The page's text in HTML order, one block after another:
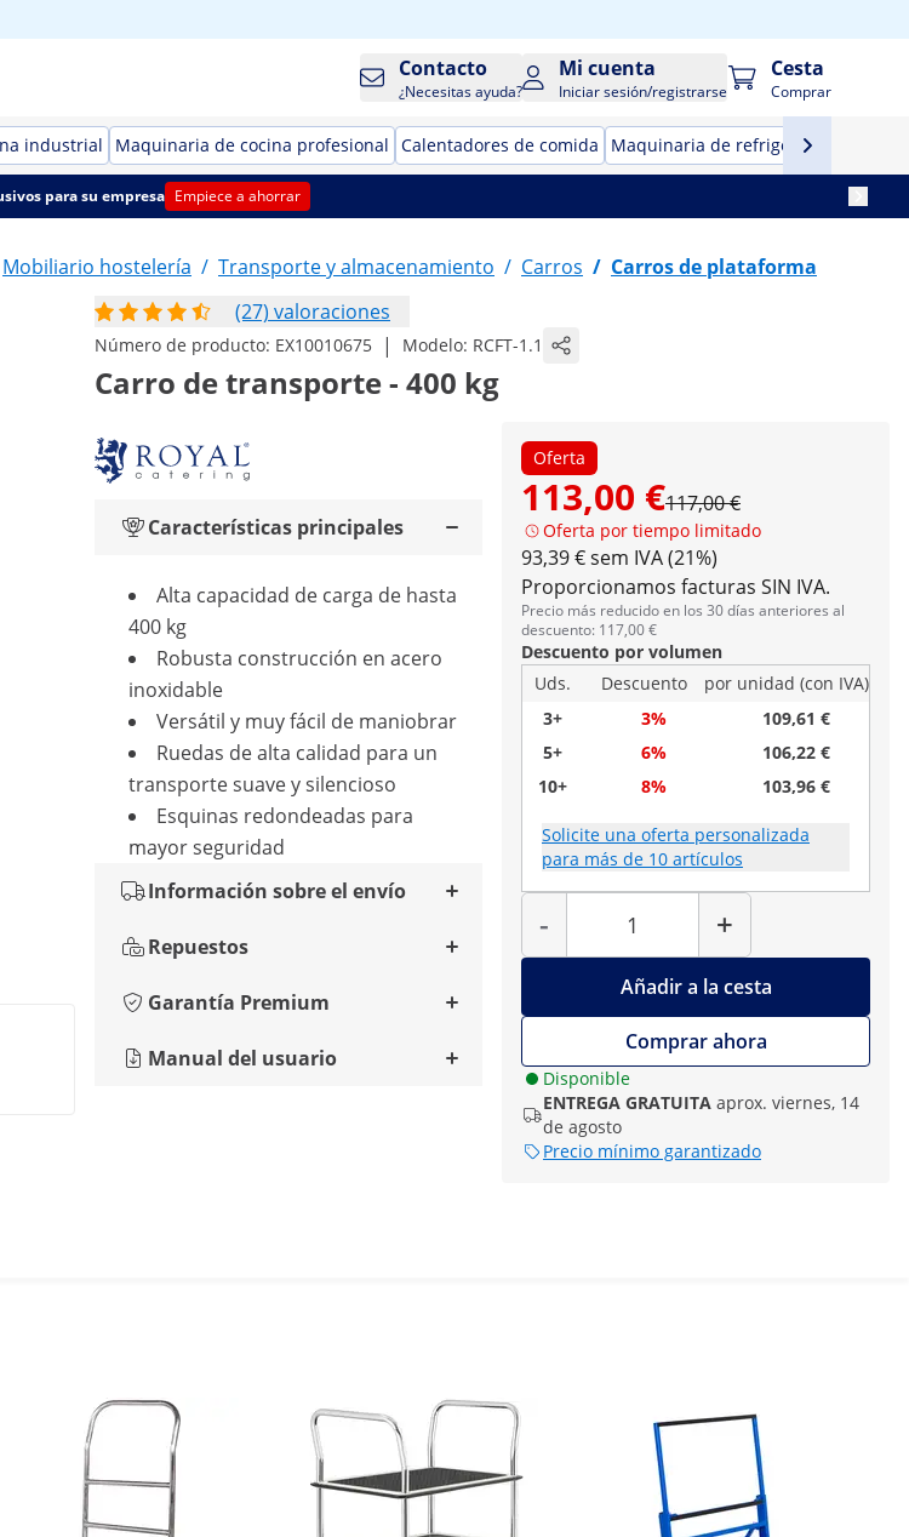
Contacto
¿Necesitas ayuda?
Mi cuenta
Iniciar sesión/registrarse
Cesta
Comprar
industrial Maquinaria de cocina profesional Calentadores de comida Maquinaria de refrigeración para
para su empresa Empiece a ahorrar
Mobiliario hostelería / Transporte y almacenamiento / Carros / Carros de plataforma
(27) valoraciones
Número de producto: EX10010675 | Modelo: RCFT-1.1
Carro de transporte - 400 kg
Oferta
113,00 €117,00 €
Oferta por tiempo limitado
93,39 € sem IVA (21%)
Proporcionamos facturas SIN IVA.
Precio más reducido en los 30 días anteriores al
descuento: 117,00 €
Descuento por volumen
Uds.
Descuento
por unidad (con IVA)
3+
3%
109,61 €
5+
6%
106,22 €
10+
8% 103,96 €
Solicite una oferta personalizada
para más de 10 artículos
-
Cantidad
+
Añadir a la cesta
Comprar ahora
Disponible
ENTREGA GRATUITA aprox. viernes, 14
de agosto
Precio mínimo garantizado
Características principales
Alta capacidad de carga de hasta
400 kg
Robusta construcción en acero
inoxidable
Versátil y muy fácil de maniobrar
Ruedas de alta calidad para un
transporte suave y silencioso
Esquinas redondeadas para
mayor seguridad
Información sobre el envío
Repuestos
Garantía Premium
Manual del usuario